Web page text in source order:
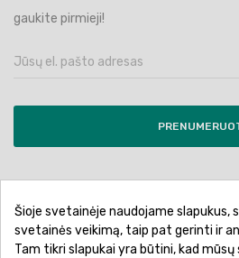
gaukite pirmieji!
Pirkimo sąlygos ir taisyklės
Garantinis aptarnavimas
Šioje svetainėje naudojame
svetainės veikimą, taip pat gerinti ir
Tam tikri slapukai yra būtini, kad